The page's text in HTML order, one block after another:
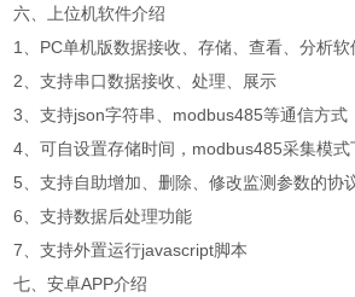
六、上位机软件介绍
1、PC单机版数据接收、存储、查看、分析软
2、支持串口数据接收、处理、展示
3、支持json字符串、modbus485等通信方式
4、可自设置存储时间，modbus485采集模
5、支持自助增加、删除、修改监测参数的协
6、支持数据后处理功能
7、支持外置运行javascript脚本
七、安卓APP介绍